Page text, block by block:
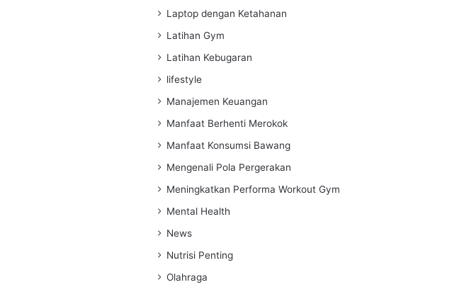
Laptop dengan Ketahanan
Latihan Gym
Latihan Kebugaran
lifestyle
Manajemen Keuangan
Manfaat Berhenti Merokok
Manfaat Konsumsi Bawang
Mengenali Pola Pergerakan
Meningkatkan Performa Workout Gym
Mental Health
News
Nutrisi Penting
Olahraga